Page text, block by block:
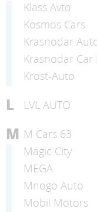
Klass Avto
Kosmos Cars
Krasnodar
Krasnodar Car
Krost-Auto
L LVL AUTO
M M Cars 63
Magic City
MEGA
Mnogo Auto
Mobil Motors